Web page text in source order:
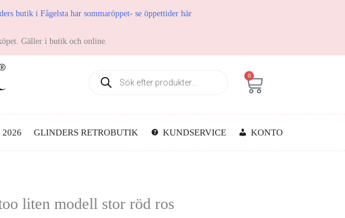
butik i Fågelsta har sommaröppet- se öppettider här
Gäller i butik och online.
0
GLINDERS RETROBUTIK KUNDSERVICE KONTO
liten modell stor röd ros